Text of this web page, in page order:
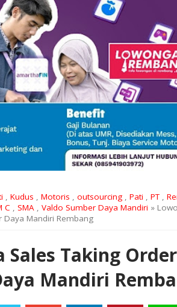
, Kudus , Motoris , outsourcing , Pati , PT ,
C , SMA , Valdo Sumber Daya Mandiri »
Daya Mandiri Rembang
Taking
Mandiri